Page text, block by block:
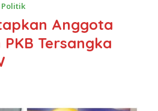
Politik
Anggota
Tersangka